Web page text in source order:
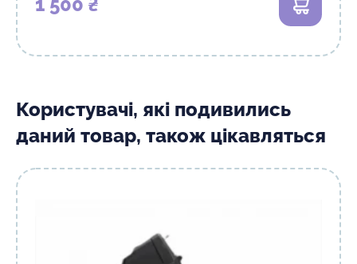
В кошик
Користувачі, які подивились
даний товар, також цікавляться